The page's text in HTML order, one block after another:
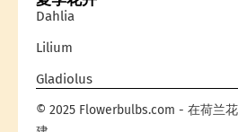
Dahlia
Lilium
Gladiolus
© 2025 Flowerbulbs.com - 在荷兰